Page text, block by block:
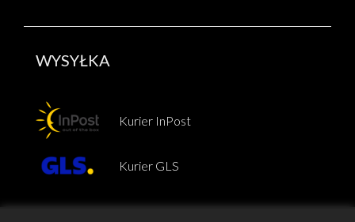
WYSYŁKA
Kurier InPost
Kurier GLS